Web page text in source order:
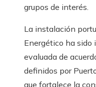
grupos de interés.
La instalación
Energético ha sido
evaluada de
definidos por
que fortalece la